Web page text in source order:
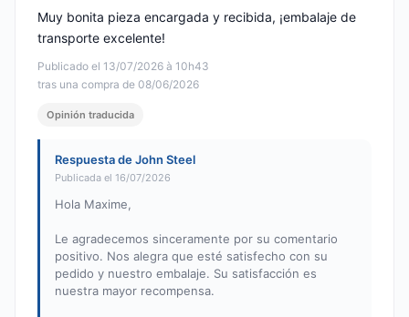
Publicado el 13/07/2026 à 10h43
tras una compra de 08/06/2026
Muy bonita pieza encargada y recibida, ¡embalaje de
transporte excelente!
Opinión traducida
Respuesta de John Steel
Publicada el 16/07/2026
Hola Maxime,
Le agradecemos sinceramente por su comentario
positivo. Nos alegra que esté satisfecho con su
pedido y nuestro embalaje. Su satisfacción es
nuestra mayor recompensa.